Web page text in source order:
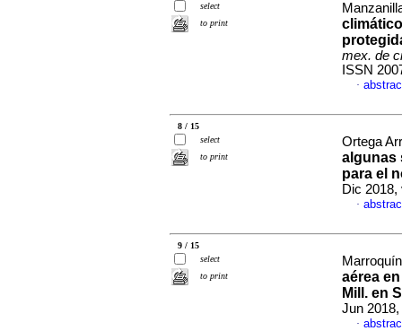
select
to print
mex. de
ISSN
·
8 / 15
select
to print
Ortega
algunas
para el
Dic 2018,
·
9 / 15
select
to print
aérea
Mill. en
Jun
·